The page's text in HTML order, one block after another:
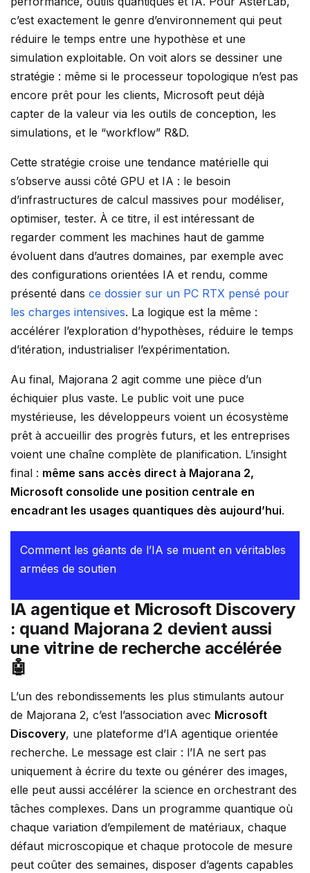
c’est exactement le genre d’environnement qui peut
réduire le temps entre une hypothèse et une
simulation exploitable. On voit alors se dessiner une
stratégie : même si le processeur topologique n’est pas
encore prêt pour les clients, Microsoft peut déjà
capter de la valeur via les outils de conception, les
simulations, et le “workflow” R&D.
Cette stratégie croise une tendance matérielle qui
s’observe aussi côté GPU et IA : le besoin
d’infrastructures de calcul massives pour modéliser,
optimiser, tester. À ce titre, il est intéressant de
regarder comment les machines haut de gamme
évoluent dans d’autres domaines, par exemple avec
des configurations orientées IA et rendu, comme
présenté dans ce dossier sur un PC RTX pensé pour
les charges intensives. La logique est la même :
accélérer l’exploration d’hypothèses, réduire le temps
d’itération, industrialiser l’expérimentation.
Au final, Majorana 2 agit comme une pièce d’un
échiquier plus vaste. Le public voit une puce
mystérieuse, les développeurs voient un écosystème
prêt à accueillir des progrès futurs, et les entreprises
voient une chaîne complète de planification. L’insight
final : même sans accès direct à Majorana 2,
Microsoft consolide une position centrale en
encadrant les usages quantiques dès aujourd’hui.
Comment les géants de l’IA se muent en véritables
armées de soutien
IA agentique et Microsoft Discovery
: quand Majorana 2 devient aussi
une vitrine de recherche accélérée
🤖
L’un des rebondissements les plus stimulants autour
de Majorana 2, c’est l’association avec Microsoft
Discovery, une plateforme d’IA agentique orientée
recherche. Le message est clair : l’IA ne sert pas
uniquement à écrire du texte ou générer des images,
elle peut aussi accélérer la science en orchestrant des
tâches complexes. Dans un programme quantique où
chaque variation d’empilement de matériaux, chaque
défaut microscopique et chaque protocole de mesure
peut coûter des semaines, disposer d’agents capables